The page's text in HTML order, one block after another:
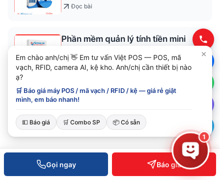
Gọi ngay Báo giá
Đọc bài
Phần mềm quản lý tính tiền mini
2026Đọc bài
Phần mềm quản lý quán karaoke
chống thất thoát
1
Em chào anh/chị 👋 Em tư vấn Việt POS — POS, mã
vạch, RFID, camera AI, kệ kho. Anh/chị cần thiết bị nào
ạ?
🛒 Báo giá máy POS / mã vạch / RFID / kệ — giá rẻ giật
mình, em báo nhanh!
💵 Báo giá 🛒 Combo SP 📦 Có sẵn